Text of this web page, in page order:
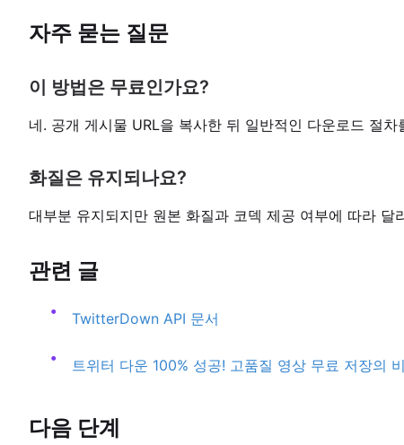
자주 묻는 질문
이 방법은 무료인가요?
네. 공개 게시물 URL을 복사한 뒤 일반적인 다운로드 절차
화질은 유지되나요?
대부분 유지되지만 원본 화질과 코덱 제공 여부에 따라 달
관련 글
TwitterDown API 문서
트위터 다운 100% 성공! 고품질 영상 무료 저장의
다음 단계